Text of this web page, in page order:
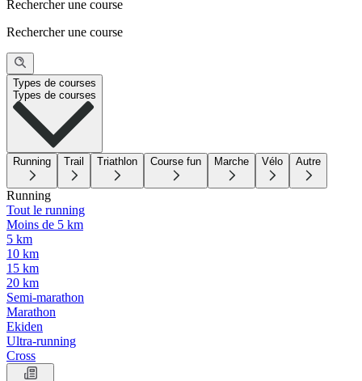
Rechercher une course
Rechercher une course
Types de courses
Types de courses
Running Trail Triathlon Course fun Marche Vélo Autre
Running
Tout le running
Moins de 5 km
5 km
10 km
15 km
20 km
Semi-marathon
Marathon
Ekiden
Ultra-running
Cross